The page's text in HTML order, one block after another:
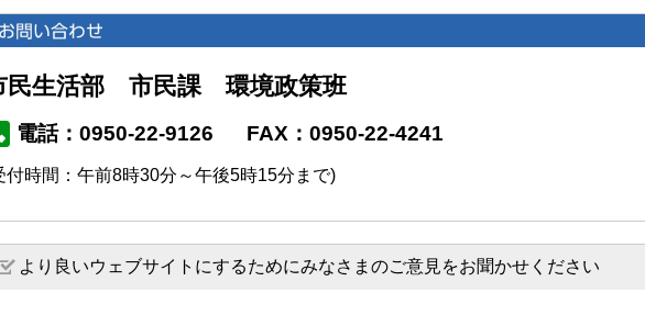
民生活部 市民課 環境政策班
電話：0950-22-9126 FAX：0950-22-4241
付時間：午前8時30分～午後5時15分まで)
より良いウェブサイトにするためにみなさまのご意見をお聞かせください